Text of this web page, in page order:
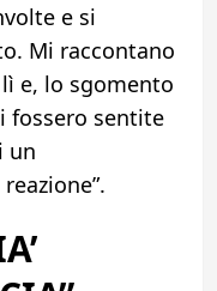
e si
Mi raccontano
e, lo sgomento
fossero sentite
un